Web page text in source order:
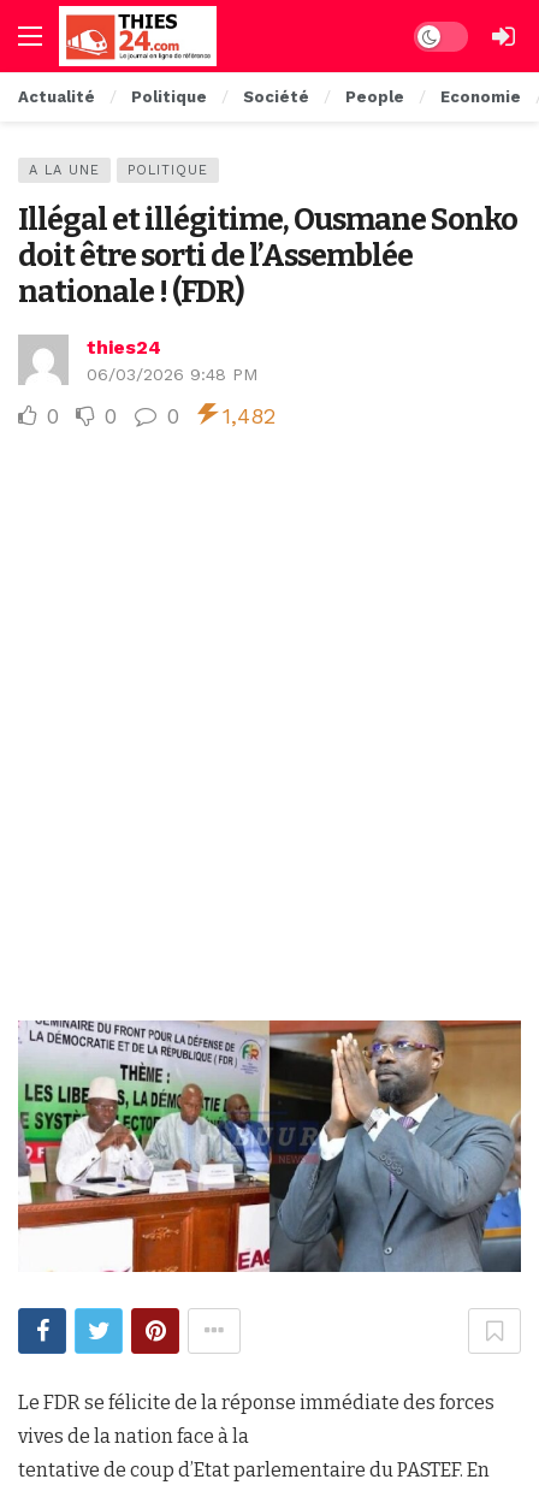
Dark mode
Actualité Politique Société People Economie
A LA UNE POLITIQUE
Illégal et illégitime, Ousmane Sonko
doit être sorti de l’Assemblée
nationale ! (FDR)
thies24
06/03/2026 9:48 PM
0 0 0 1,482
Le FDR se félicite de la réponse immédiate des forces
vives de la nation face à la
tentative de coup d’Etat parlementaire du PASTEF. En